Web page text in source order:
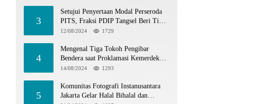
3
Setujui Penyertaan Modal Perseroda
PITS, Fraksi PDIP Tangsel Beri Tiga
Catatan
12/08/2024 1729
4
Mengenal Tiga Tokoh Pengibar
Bendera saat Proklamasi Kemerdekaan
1945
14/08/2024 1293
5
Komunitas Fotografi Instanusantara
Jakarta Gelar Halal Bihalal dan